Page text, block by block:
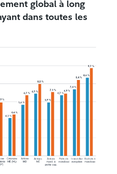
global à long
dans toutes les